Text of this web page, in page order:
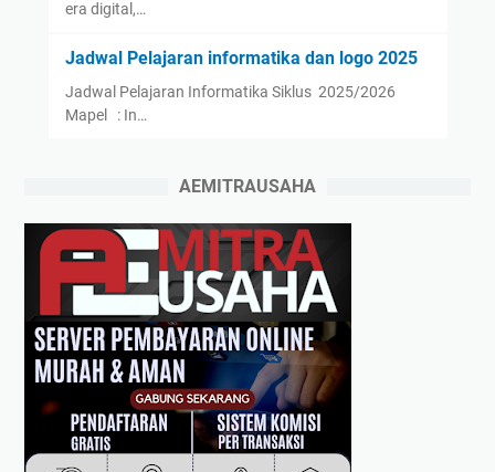
era digital,…
Jadwal Pelajaran informatika dan logo 2025
Jadwal Pelajaran Informatika Siklus 2025/2026
Mapel : In…
AEMITRAUSAHA